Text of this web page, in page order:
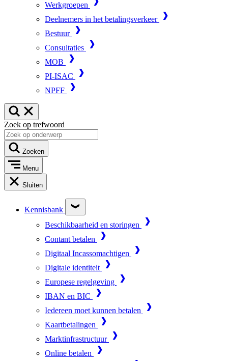
Werkgroepen
Deelnemers in het betalingsverkeer
Bestuur
Consultaties
MOB
PI-ISAC
NPFF
Zoek op trefwoord
Zoeken
Menu
Sluiten
Kennisbank
Beschikbaarheid en storingen
Contant betalen
Digitaal Incassomachtigen
Digitale identiteit
Europese regelgeving
IBAN en BIC
Iedereen moet kunnen betalen
Kaartbetalingen
Marktinfrastructuur
Online betalen